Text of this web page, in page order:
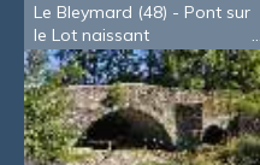
Le Bleymard (48) - Pont sur
le Lot naissant